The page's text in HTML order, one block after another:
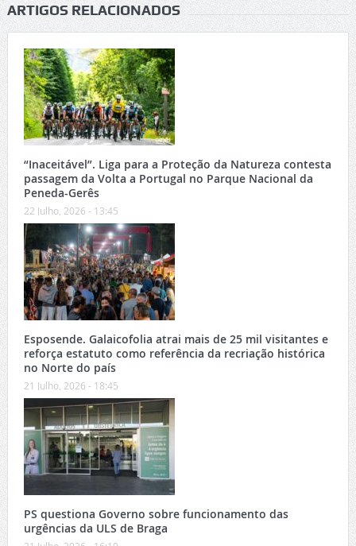
ARTIGOS RELACIONADOS
“Inaceitável”. Liga para a Proteção da Natureza contesta
passagem da Volta a Portugal no Parque Nacional da
Peneda-Gerês
22 Julho, 2026 - 13:45
Esposende. Galaicofolia atrai mais de 25 mil visitantes e
reforça estatuto como referência da recriação histórica
no Norte do país
21 Julho, 2026 - 18:45
PS questiona Governo sobre funcionamento das
urgências da ULS de Braga